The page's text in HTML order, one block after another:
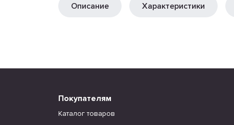
Описание Характеристики
Покупателям
Каталог товаров